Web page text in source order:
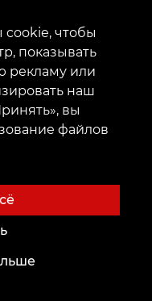
резервации
отзыв
чтобы
показывать
рекламу или
наш
вы
файлов